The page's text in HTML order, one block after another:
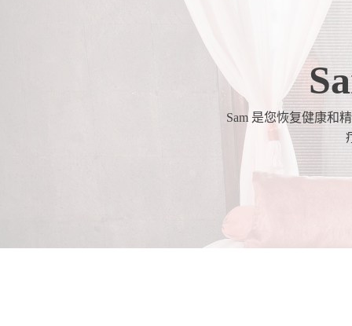
Sam 是您恢复健康和